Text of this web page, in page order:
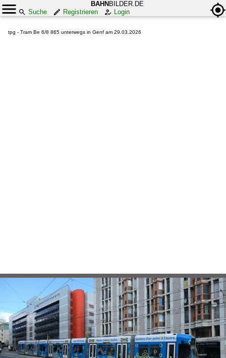
BAHN BILDER.DE
Suche
Registrieren Login
tpg - Tram Be 6/8 865 unterwegs in Genf am 29.03.2026